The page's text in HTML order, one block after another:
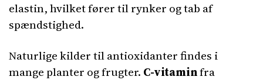
elastin, hvilket fører til rynker og tab af
spændstighed.
Naturlige kilder til antioxidanter findes i
mange planter og frugter. C-vitaminfra